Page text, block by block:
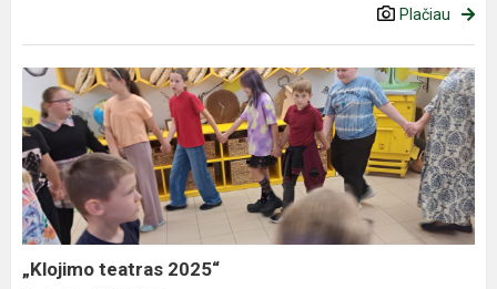
Plačiau
„Klojimo
teatras
2025“
„Klojimo teatras 2025“